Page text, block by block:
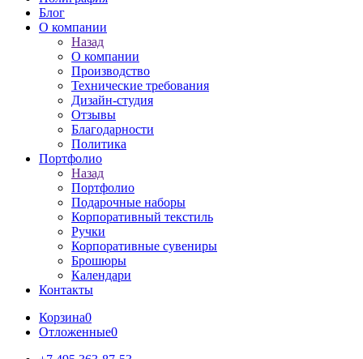
Блог
О компании
Назад
О компании
Производство
Технические требования
Дизайн-студия
Отзывы
Благодарности
Политика
Портфолио
Назад
Портфолио
Подарочные наборы
Корпоративный текстиль
Ручки
Корпоративные сувениры
Брошюры
Календари
Контакты
Корзина0
Отложенные0